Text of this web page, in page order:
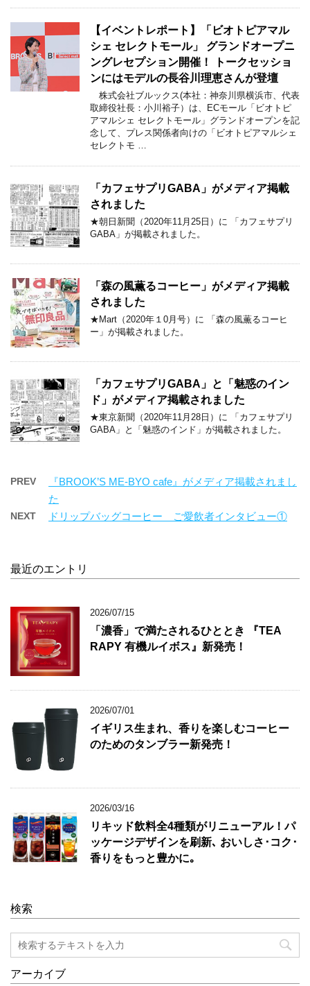
【イベントレポート】「ビオトピアマル
シェ セレクトモール」 グランドオープニ
ングレセプション開催！ トークセッショ
ンにはモデルの長谷川理恵さんが登壇
株式会社ブルックス(本社：神奈川県横浜市、代表
取締役社長：小川裕子）は、ECモール「ビオトピ
アマルシェ セレクトモール」グランドオープンを記
念して、プレス関係者向けの「ビオトピアマルシェ
セレクトモ …
「カフェサプリGABA」がメディア掲載
されました
★朝日新聞（2020年11月25日）に 「カフェサプリ
GABA」が掲載されました。
「森の風薫るコーヒー」がメディア掲載
されました
★Mart（2020年１0月号）に 「森の風薫るコーヒ
ー」が掲載されました。
「カフェサプリGABA」と「魅惑のイン
ド」がメディア掲載されました
★東京新聞（2020年11月28日）に 「カフェサプリ
GABA」と「魅惑のインド」が掲載されました。
PREV
『BROOK’S ME-BYO cafe』がメディア掲載されまし
た
NEXT ドリップバッグコーヒー ご愛飲者インタビュー①
最近のエントリ
2026/07/15
「濃香」で満たされるひととき 『TEA
RAPY 有機ルイボス』新発売！
2026/07/01
イギリス生まれ、香りを楽しむコーヒー
のためのタンブラー新発売！
2026/03/16
リキッド飲料全4種類がリニューアル！パ
ッケージデザインを刷新､ おいしさ･コク･
香りをもっと豊かに｡
検索
アーカイブ